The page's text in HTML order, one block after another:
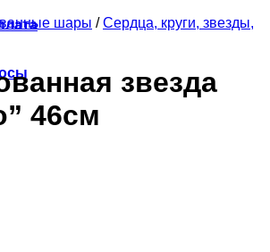
шары / Сердца, круги, звезды,
звезда
46см